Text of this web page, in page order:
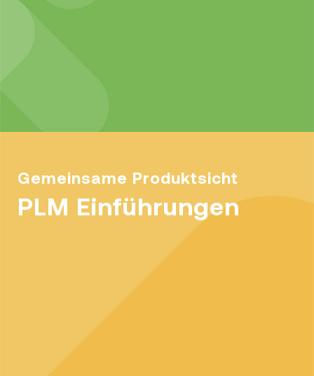
Gemeinsame Produktsicht
PLM Einführungen